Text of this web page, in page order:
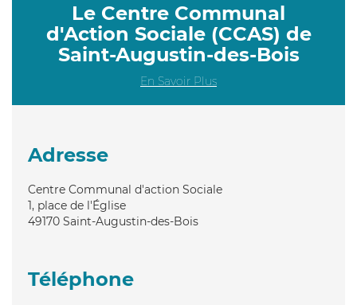
Le Centre Communal
d'Action Sociale (CCAS) de
Saint-Augustin-des-Bois
En Savoir Plus
Adresse
Centre Communal d'action Sociale
1, place de l'Église
49170 Saint-Augustin-des-Bois
Téléphone